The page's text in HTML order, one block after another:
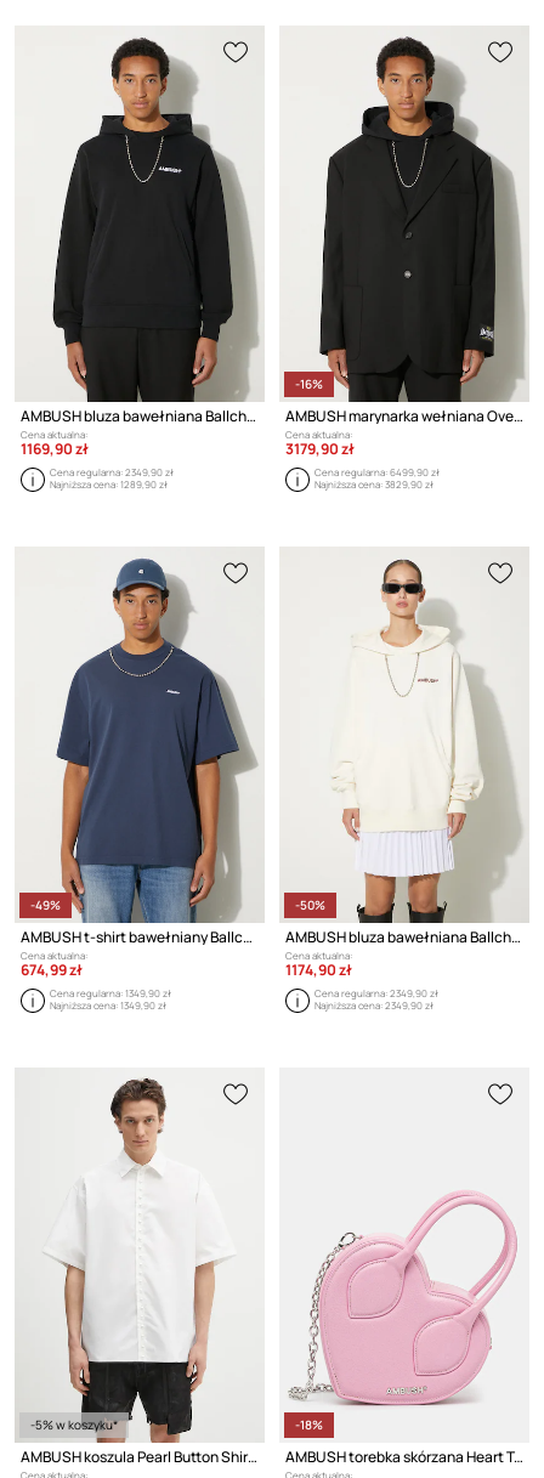
AMBUSH bluza bawełniana Ballchain
Cena aktualna:
1169,90 zł
Cena regularna:2349,90 zł
Najniższa cena:1289,90 zł
-16%
AMBUSH marynarka wełniana Oversized Jacket
Cena aktualna:
3179,90 zł
Cena regularna:6499,90 zł
Najniższa cena:3829,90 zł
-49%
AMBUSH t-shirt bawełniany Ballchain
Cena aktualna:
674,99 zł
Cena regularna:1349,90 zł
Najniższa cena:1349,90 zł
-50%
AMBUSH bluza bawełniana Ballchain Hoodie
Cena aktualna:
1174,90 zł
Cena regularna:2349,90 zł
Najniższa cena:2349,90 zł
-5% w koszyku*
AMBUSH koszula Pearl Button Shirt
Cena aktualna:
-18%
AMBUSH torebka skórzana Heart Top Handle Bag
Cena aktualna: